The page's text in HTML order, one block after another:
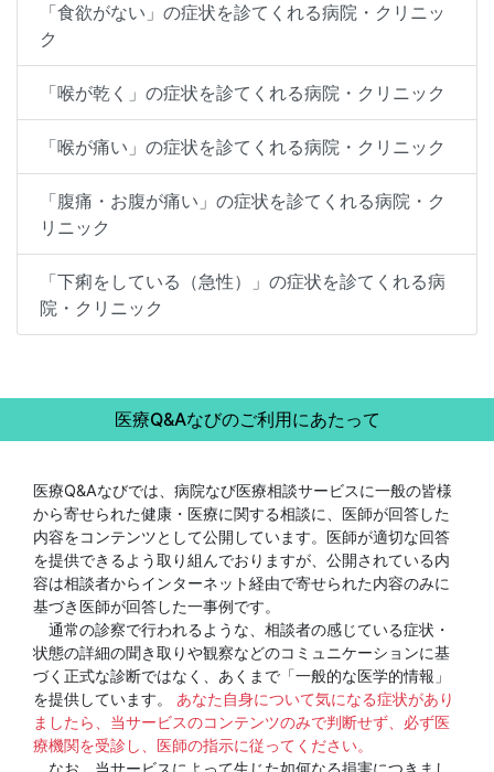
「食欲がない」の症状を診てくれる病院・クリニッ
ク
「喉が乾く」の症状を診てくれる病院・クリニック
「喉が痛い」の症状を診てくれる病院・クリニック
「腹痛・お腹が痛い」の症状を診てくれる病院・ク
リニック
「下痢をしている（急性）」の症状を診てくれる病
院・クリニック
医療Q&Aなびのご利用にあたって
医療Q&Aなびでは、病院なび医療相談サービスに一般の皆様
から寄せられた健康・医療に関する相談に、医師が回答した
内容をコンテンツとして公開しています。医師が適切な回答
を提供できるよう取り組んでおりますが、公開されている内
容は相談者からインターネット経由で寄せられた内容のみに
基づき医師が回答した一事例です。
通常の診察で行われるような、相談者の感じている症状・
状態の詳細の聞き取りや観察などのコミュニケーションに基
づく正式な診断ではなく、あくまで「一般的な医学的情報」
を提供しています。 あなた自身について気になる症状があり
ましたら、当サービスのコンテンツのみで判断せず、必ず医
療機関を受診し、医師の指示に従ってください。
なお、当サービスによって生じた如何なる損害につきまし